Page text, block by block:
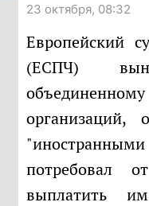
23 октября, 08:32
Европейский суд по правам человека
(ЕСПЧ)
организаций,
потребовал
выплатить